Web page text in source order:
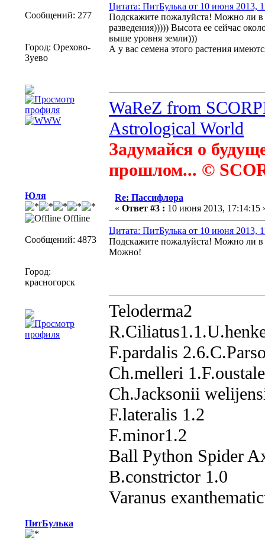
Сообщений: 277
Город: Орехово-
Зуево
Цитата: ПитБулька от 10 июня 2013,
Подскажите пожалуйста! Можно ли в
разведения))))) Высота ее сейчас
выше уровня земли)))
А у вас семена этого растения
WaReZ from
Astrological World
Задумайся о
прошлом... ©
Юля
Offline
Сообщений: 4873
Город:
красногорск
Re: Пассифлора
« Ответ #3 : 10 июня 2013, 17:14:15
Цитата: ПитБулька от 10 июня 2013,
Подскажите пожалуйста! Можно ли в
Можно!
Teloderma2
F.pardalis
Ch.melleri
Ch.Jacksonii
F.lateralis 1.2
F.minor1.2
Ball Python Spider
B.constrictor 1.0
Varanus
ПитБулька